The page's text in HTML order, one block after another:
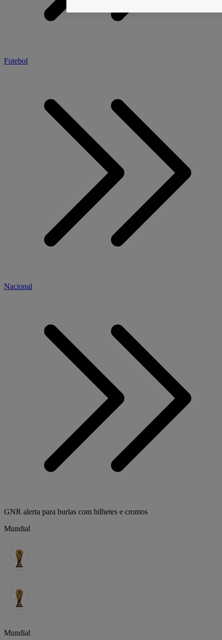
Futebol
Nacional
GNR alerta para burlas com bilhetes e cromos
Mundial
Mundial